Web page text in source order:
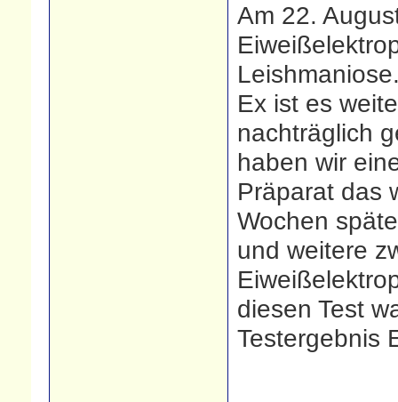
Am 22.
Ex ist es
nachträglich
haben wir
Präparat das
Wochen
und weitere
diesen Test
Testergebnis